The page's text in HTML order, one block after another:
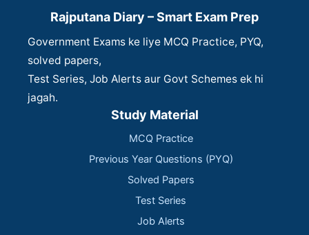
Rajputana Diary – Smart Exam Prep
Government Exams ke liye MCQ Practice, PYQ,
solved papers,
Test Series, Job Alerts aur Govt Schemes ek hi
jagah.
Study Material
MCQ Practice
Previous Year Questions (PYQ)
Solved Papers
Test Series
Job Alerts